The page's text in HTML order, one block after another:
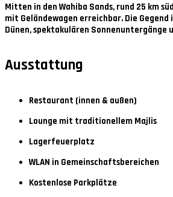
Mitten in den Wahiba Sands, rund 25 km
mit Geländewagen erreichbar. Die
Dünen, spektakulären Sonnenuntergänge
Ausstattung
Restaurant (innen & außen)
Lounge mit traditionellem Majlis
Lagerfeuerplatz
WLAN in Gemeinschaftsbereichen
Kostenlose Parkplätze